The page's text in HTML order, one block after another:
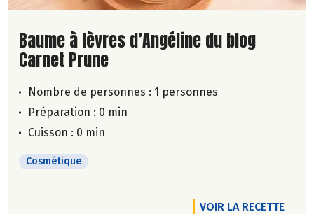
Lire la suite de la recette
Baume à lèvres d’Angéline du blog
Carnet Prune
Nombre de personnes : 1 personnes
Préparation : 0 min
Cuisson : 0 min
Cosmétique
VOIR LA RECETTE